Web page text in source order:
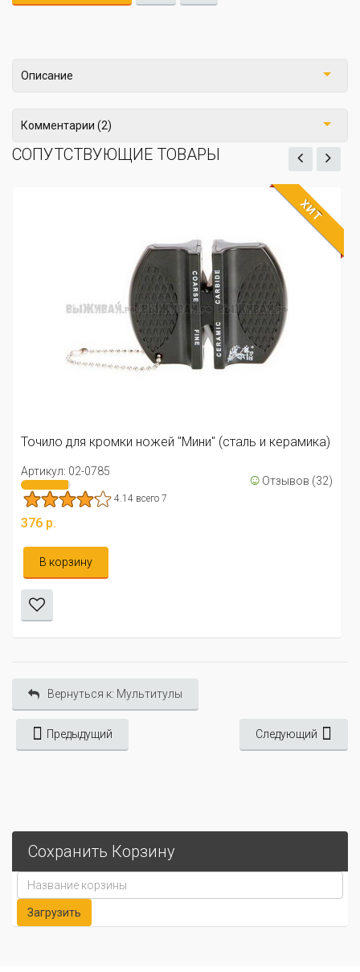
Описание
Комментарии (2)
СОПУТСТВУЮЩИЕ ТОВАРЫ
и керамика)
☺Отзывов (32)
Точило Bear Grylls Field Sharpener
806 р.
Уведомить меня
Вернуться к: Мультитулы
Предыдущий Следующий
Сохранить Корзину